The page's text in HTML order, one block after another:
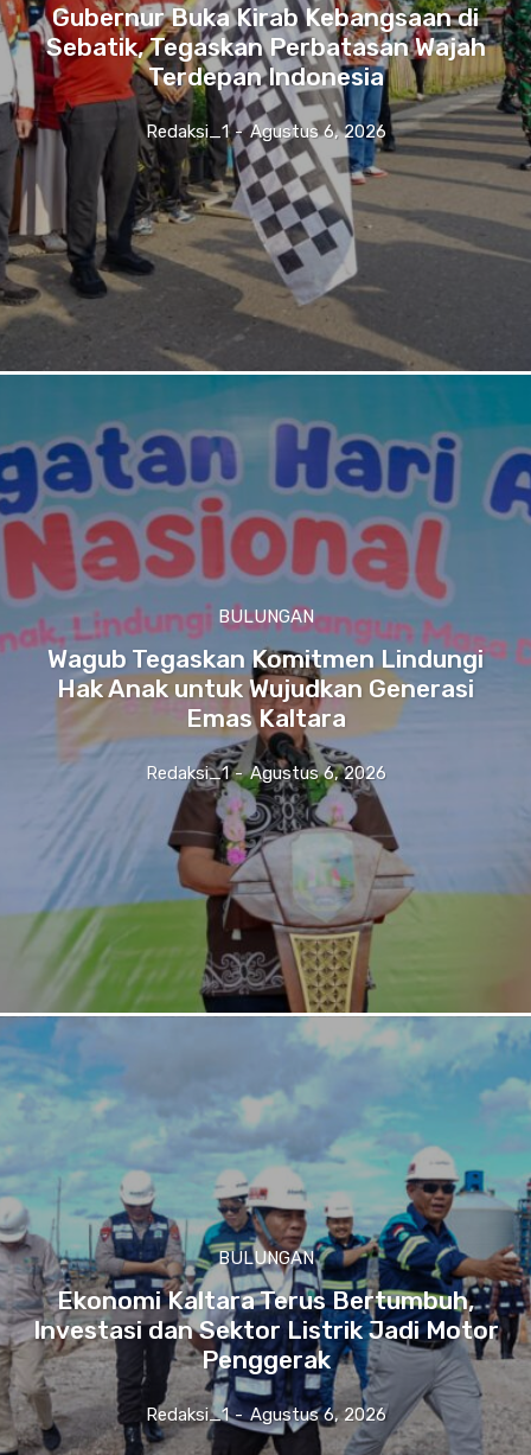
Gubernur Buka Kirab Kebangsaan di
Sebatik, Tegaskan Perbatasan Wajah
Terdepan Indonesia
Redaksi_1 - Agustus 6, 2026
BULUNGAN
Wagub Tegaskan Komitmen Lindungi
Hak Anak untuk Wujudkan Generasi
Emas Kaltara
Redaksi_1 - Agustus 6, 2026
BULUNGAN
Ekonomi Kaltara Terus Bertumbuh,
Investasi dan Sektor Listrik Jadi Motor
Penggerak
Redaksi_1 - Agustus 6, 2026